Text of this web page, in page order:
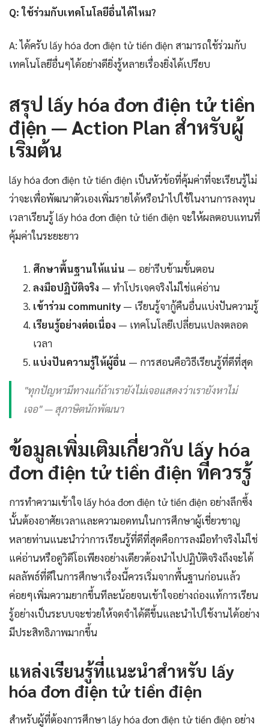
Q: ใช้ร่วมกับเทคโนโลยีอื่นได้ไหม?
A: ได้ครับ lấy hóa đơn điện tử tiền điện สามารถใช้ร่วมกับ
เทคโนโลยีอื่นๆได้อย่างดียิ่งรู้หลายเรื่องยิ่งได้เปรียบ
สรุป lấy hóa đơn điện tử tiền
điện — Action Plan สำหรับผู้
เริ่มต้น
lấy hóa đơn điện tử tiền điện เป็นหัวข้อที่คุ้มค่าที่จะเรียนรู้ไม่
ว่าจะเพื่อพัฒนาตัวเองเพิ่มรายได้หรือนำไปใช้ในงานการลงทุน
เวลาเรียนรู้ lấy hóa đơn điện tử tiền điện จะให้ผลตอบแทนที่
คุ้มค่าในระยะยาว
ศึกษาพื้นฐานให้แน่น — อย่ารีบข้ามขั้นตอน
ลงมือปฏิบัติจริง — ทำโปรเจคจริงไม่ใช่แค่อ่าน
เข้าร่วม community — เรียนรู้จากู้คืนอื่นแบ่งปันความรู้
เรียนรู้อย่างต่อเนื่อง — เทคโนโลยีเปลี่ยนแปลงตลอด
เวลา
แบ่งปันความรู้ให้ผู้อื่น — การสอนคือวิธีเรียนรู้ที่ดีที่สุด
"ทุกปัญหามีทางแก้ถ้าเรายังไม่เจอแสดงว่าเรายังหาไม่
เจอ" — สุภาษิตนักพัฒนา
ข้อมูลเพิ่มเติมเกี่ยวกับ lấy hóa
đơn điện tử tiền điện ที่ควรรู้
การทำความเข้าใจ lấy hóa đơn điện tử tiền điện อย่างลึกซึ้ง
นั้นต้องอาศัยเวลาและความอดทนในการศึกษาผู้เชี่ยวชาญ
หลายท่านแนะนำว่าการเรียนรู้ที่ดีที่สุดคือการลงมือทำจริงไม่ใช่
แค่อ่านหรือดูวิดีโอเพียงอย่างเดียวต้องนำไปปฏิบัติจริงถึงจะได้
ผลลัพธ์ที่ดีในการศึกษาเรื่องนี้ควรเริ่มจากพื้นฐานก่อนแล้ว
ค่อยๆเพิ่มความยากขึ้นทีละน้อยจนเข้าใจอย่างถ่องแท้การเรียน
รู้อย่างเป็นระบบจะช่วยให้จดจำได้ดีขึ้นและนำไปใช้งานได้อย่าง
มีประสิทธิภาพมากขึ้น
แหล่งเรียนรู้ที่แนะนำสำหรับ lấy
hóa đơn điện tử tiền điện
สำหรับผู้ที่ต้องการศึกษา lấy hóa đơn điện tử tiền điện อย่าง